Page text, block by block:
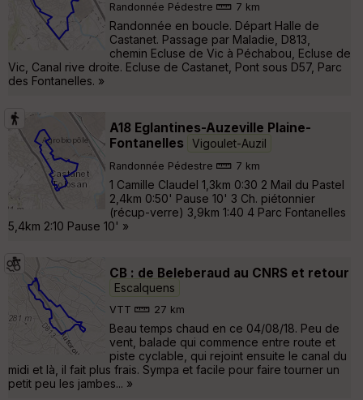
Randonnée Pédestre 7 km
Randonnée en boucle. Départ Halle de
Castanet. Passage par Maladie, D813,
chemin Ecluse de Vic à Péchabou, Ecluse de
Vic, Canal rive droite. Ecluse de Castanet, Pont sous D57, Parc
des Fontanelles. »
A18 Eglantines-Auzeville Plaine-
Fontanelles
Vigoulet-Auzil
Randonnée Pédestre 7 km
1 Camille Claudel 1,3km 0:30 2 Mail du Pastel
2,4km 0:50' Pause 10' 3 Ch. piétonnier
(récup-verre) 3,9km 1:40 4 Parc Fontanelles
5,4km 2:10 Pause 10' »
CB : de Beleberaud au CNRS et retour
Escalquens
VTT 27 km
Beau temps chaud en ce 04/08/18. Peu de
vent, balade qui commence entre route et
piste cyclable, qui rejoint ensuite le canal du
midi et là, il fait plus frais. Sympa et facile pour faire tourner un
petit peu les jambes... »